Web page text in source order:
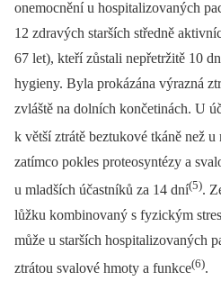
onemocnění u hospitalizovaných
12 zdravých starších středně
67 let), kteří zůstali nepřetržitě 10
hygieny. Byla prokázána výrazná
zvláště na dolních končetinách. U
k větší ztrátě beztukové tkáně než
zatímco pokles proteosyntézy a
u mladších účastníků za 14 dní(5).
lůžku kombinovaný s fyzickým
může u starších hospitalizovaných
ztrátou svalové hmoty a funkce(6).